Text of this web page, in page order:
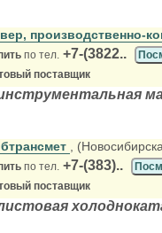
производственно-
по тел. +7-(3822..
поставщик
,
по тел. +7-(383)..
поставщик